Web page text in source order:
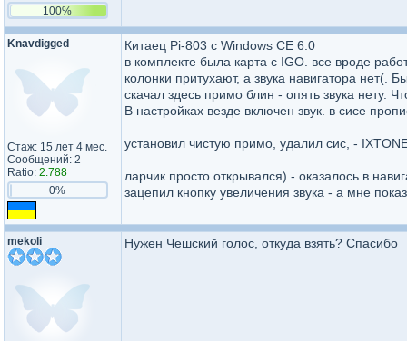
100%
Knavdigged
Стаж: 15 лет 4 мес.
Сообщений: 2
Ratio: 2.788
0%
Китаец Pi-803 с Windows CE 6.0
в комплекте была карта с IGO. все вроде
колонки притухают, а звука навигатора нет(.
скачал здесь примо блин - опять звука нету.
В настройках везде включен звук. в сисе
установил чистую примо, удалил сис, -
ларчик просто открывался) - оказалось в
зацепил кнопку увеличения звука - а мне
mekoli Нужен Чешский голос, откуда взять? Спасибо